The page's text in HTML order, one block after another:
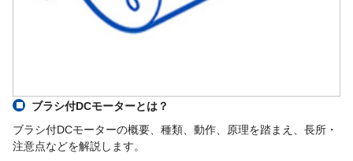
ブラシ付DCモーターとは？
ブラシ付DCモーターの概要、種類、動作、原理を踏まえ、長所・
注意点などを解説します。